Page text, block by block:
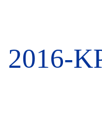
2016-